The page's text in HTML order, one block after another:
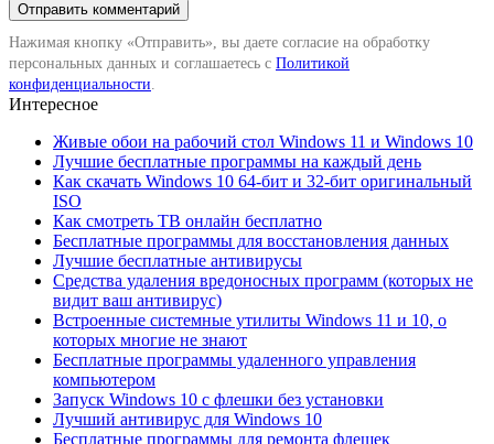
Нажимая кнопку «Отправить», вы даете согласие на обработку
персональных данных и соглашаетесь с Политикой
конфиденциальности.
Интересное
Живые обои на рабочий стол Windows 11 и Windows 10
Лучшие бесплатные программы на каждый день
Как скачать Windows 10 64-бит и 32-бит оригинальный
ISO
Как смотреть ТВ онлайн бесплатно
Бесплатные программы для восстановления данных
Лучшие бесплатные антивирусы
Средства удаления вредоносных программ (которых не
видит ваш антивирус)
Встроенные системные утилиты Windows 11 и 10, о
которых многие не знают
Бесплатные программы удаленного управления
компьютером
Запуск Windows 10 с флешки без установки
Лучший антивирус для Windows 10
Бесплатные программы для ремонта флешек